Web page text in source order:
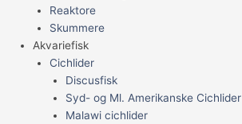
Reaktore
Skummere
Akvariefisk
Cichlider
Discusfisk
Syd- og Ml. Amerikanske Cichlider
Malawi cichlider